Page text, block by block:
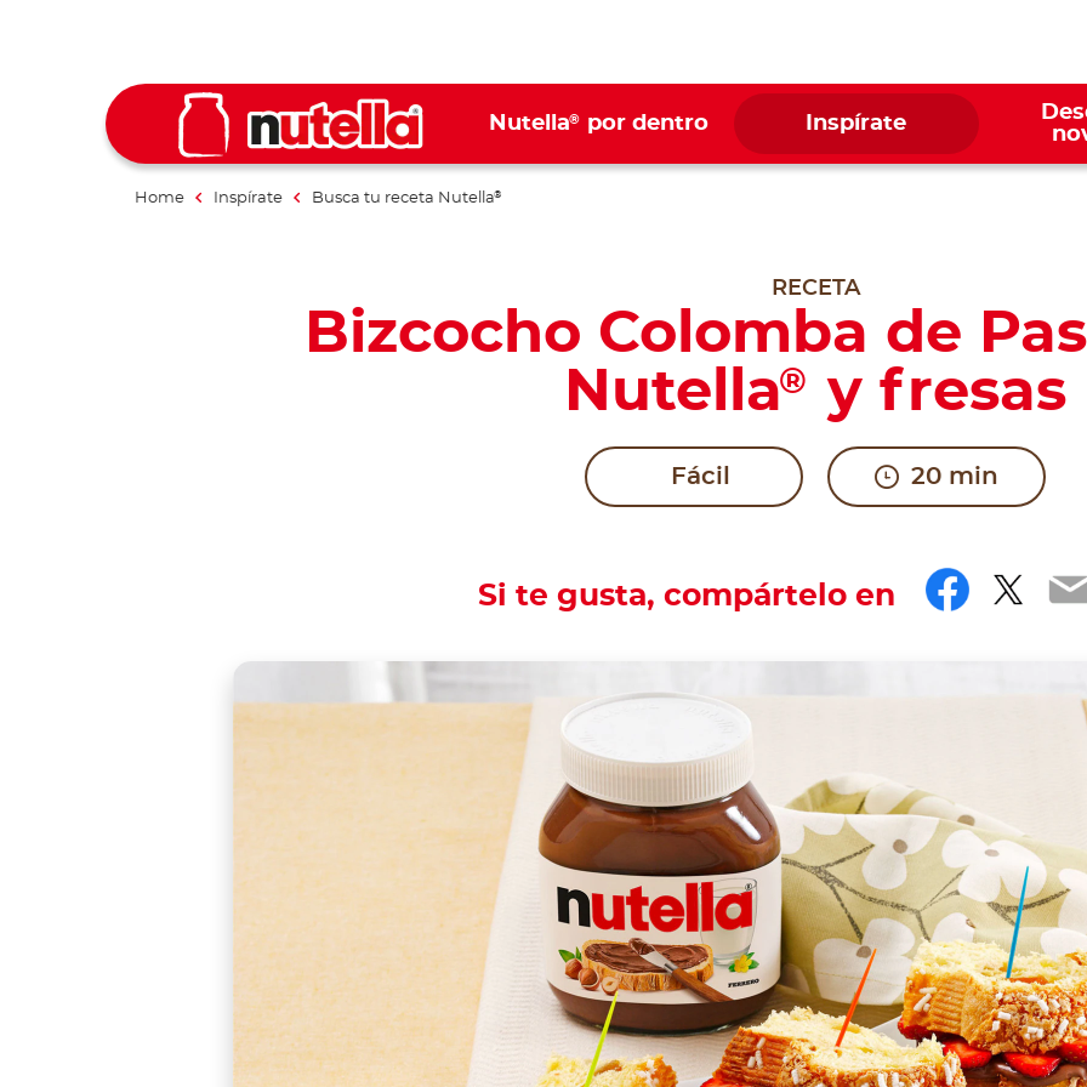
Nutella® por dentro Inspírate
Home Inspírate Busca tu receta Nutella®
RECETA
Bizcocho Colomba de
Nutella® y fresas
Fácil 20 min
Si te gusta, compártelo en
Excitement in flight!
Christmas back home, Easter with its best sweet treats. When you make